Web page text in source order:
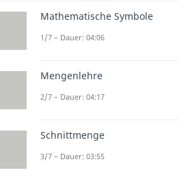
Mathematische Symbole
1/7 – Dauer: 04:06
Mengenlehre
2/7 – Dauer: 04:17
Schnittmenge
3/7 – Dauer: 03:55